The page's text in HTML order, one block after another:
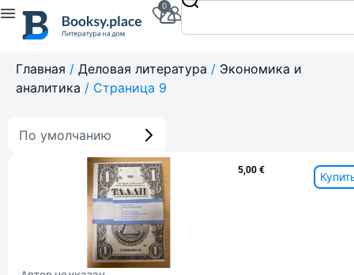
0
Главная / Деловая литература / Экономика и
аналитика / Страница 9
По умолчанию
5,00 €